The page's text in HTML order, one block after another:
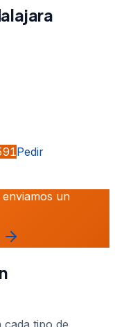
Pedir
un
cada tipo de